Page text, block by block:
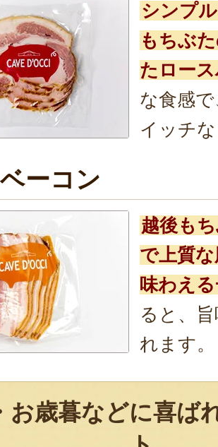
シンプ
もちぶ
たロー
な食感
イッチ
ーコン
越後も
で上質
味わえ
ると、
れます。
お歳暮などに喜ば